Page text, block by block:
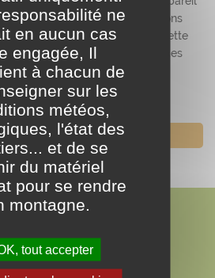
et à privilégier des solutions
ou panneaux solaires. Cette
au bon fonctionnement des
de leur environnement.
Retour
ne
en aucun cas
engagée, Il
à chacun de
sur les
météos,
l'état des
et de se
du matériel
pour se rendre
montagne.
tout accepter